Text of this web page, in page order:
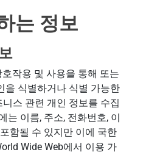
는 정보
작용 및 사용을 통해 또는
을 식별하거나 식별 가능한
스 관련 개인 정보를 수집
는 이름, 주소, 전화번호, 이
함될 수 있지만 이에 국한
Wide Web에서 이용 가